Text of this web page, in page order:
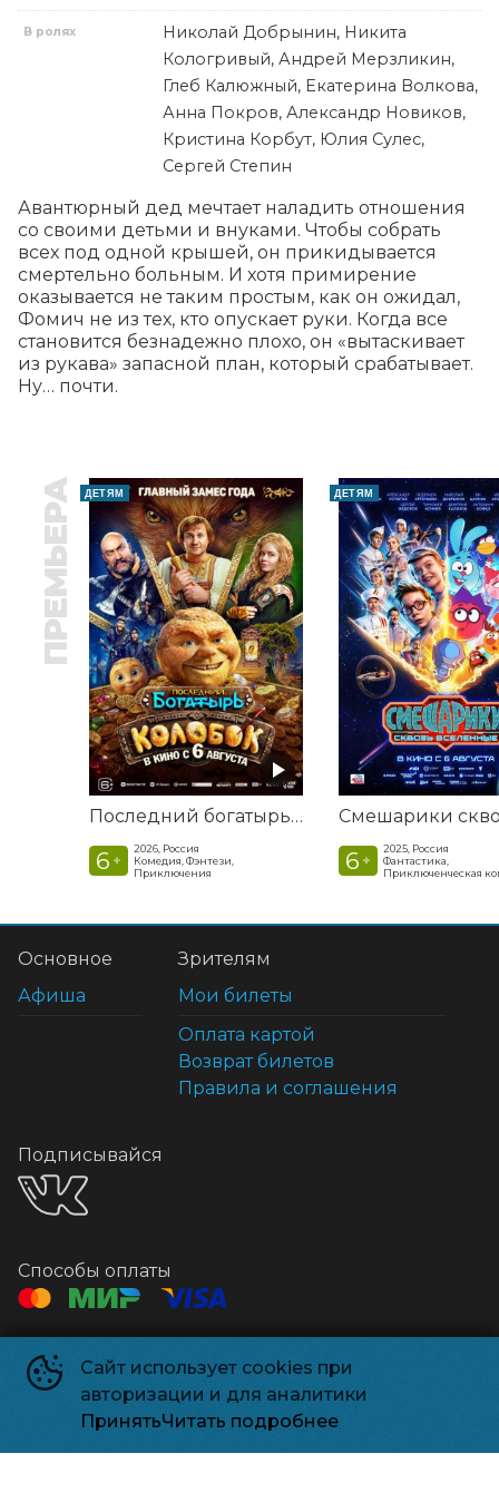
В ролях
Николай Добрынин, Никита
Кологривый, Андрей Мерзликин,
Глеб Калюжный, Екатерина Волкова,
Анна Покров, Александр Новиков,
Кристина Корбут, Юлия Сулес,
Сергей Степин
Авантюрный дед мечтает наладить отношения
со своими детьми и внуками. Чтобы собрать
всех под одной крышей, он прикидывается
смертельно больным. И хотя примирение
оказывается не таким простым, как он ожидал,
Фомич не из тех, кто опускает руки. Когда все
становится безнадежно плохо, он «вытаскивает
из рукава» запасной план, который срабатывает.
Ну… почти.
ПРЕМЬЕРА ДЕТЯМ
Последний богатырь. Колобок
6 +
2026, Россия
Комедия, Фэнтези,
Приключения
ДЕТЯМ
6 +
2025, Россия
Фантастика,
Приключенческая
Сайт использует cookies при
авторизации и для аналитики
ПринятьЧитать подробнее
Основное
Афиша
Зрителям
Мои билеты
Оплата картой
Возврат билетов
Правила и соглашения
Подписывайся
Способы оплаты
Контакты
Касса
+7 925-18-38499
relizpark_solnechnogorsk@mail.ru